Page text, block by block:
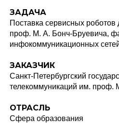
ЗАДАЧА
Поставка сервисных
проф. М. А. Бонч-Бруевича,
инфокоммуникационных
ЗАКАЗЧИК
Санкт-Петербургский
телекоммуникаций им. проф.
ОТРАСЛЬ
Сфера образования